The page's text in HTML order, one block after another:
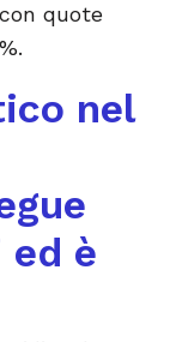
quote
nel
è